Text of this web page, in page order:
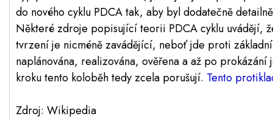
do nového cyklu PDCA tak, aby byl dodatečně
Některé zdroje popisující teorii PDCA cyklu uvádějí,
tvrzení je nicméně zavádějící, neboť jde proti
naplánována, realizována, ověřena a až po
kroku tento koloběh tedy zcela porušují. Tento
Zdroj: Wikipedia